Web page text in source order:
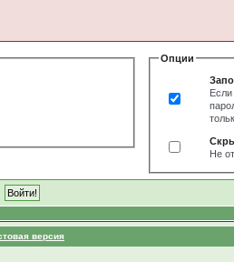
Опции
Если
Не
версия